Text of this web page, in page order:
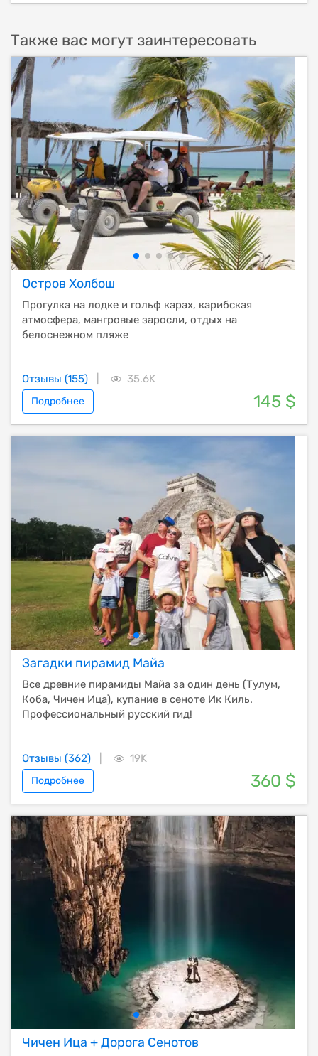
Также вас могут заинтересовать
Остров Холбош
Прогулка на лодке и гольф карах, карибская
атмосфера, мангровые заросли, отдых на
белоснежном пляже
Отзывы (155) 35.6K
Подробнее 145 $
Загадки пирамид Майа
Все древние пирамиды Майа за один день (Тулум,
Коба, Чичен Ица), купание в сеноте Ик Киль.
Профессиональный русский гид!
Отзывы (362) 19K
Подробнее 360 $
Чичен Ица + Дорога Сенотов